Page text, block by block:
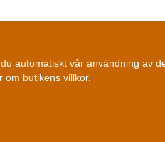
automatiskt vår användning av
om butikens villkor.